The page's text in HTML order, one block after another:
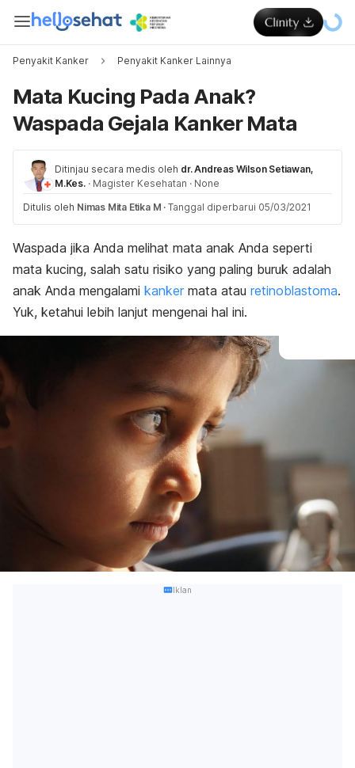
Penyakit Kanker Penyakit Kanker Lainnya
Mata Kucing Pada Anak?
Waspada Gejala Kanker Mata
Ditinjau secara medis oleh dr. Andreas Wilson Setiawan,
M.Kes. · Magister Kesehatan · None
Ditulis oleh Nimas Mita Etika M · Tanggal diperbarui 05/03/2021
Waspada jika Anda melihat mata anak Anda seperti
mata kucing, salah satu risiko yang paling buruk adalah
anak Anda mengalami kanker mata atau retinoblastoma.
Yuk, ketahui lebih lanjut mengenai hal ini.
Iklan